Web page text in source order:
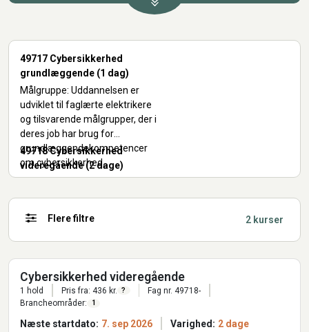
49717 Cybersikkerhed
grundlæggende (1 dag)
Målgruppe: Uddannelsen er
udviklet til faglærte elektrikere
og tilsvarende målgrupper, der i
deres job har brug for
grundlæggendekompetencer
om cybersikkerhed.
49718 Cybersikkerhed
videregående (2 dage)
udviklet til faglærte elektrikere
og tilsvarende målgrupper, der i
deres job har brug for
kompetencer om
Kurserne er under oprettelse og
forventes klar til udbud i løbet
af 2023
Flere filtre 2 kurser
Cybersikkerhed videregående
1 hold Pris fra: 436 kr. ?
Fag nr. 49718-
Brancheområder:
1
Næste startdato: 7. sep 2026 Varighed: 2 dage